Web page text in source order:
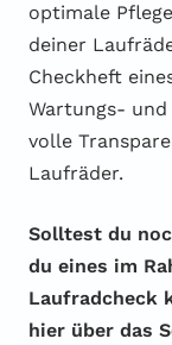
optimale
deiner
Checkheft
Wartungs-
volle
Laufräder.
Solltest du
du eines im
Laufradcheck
hier über das